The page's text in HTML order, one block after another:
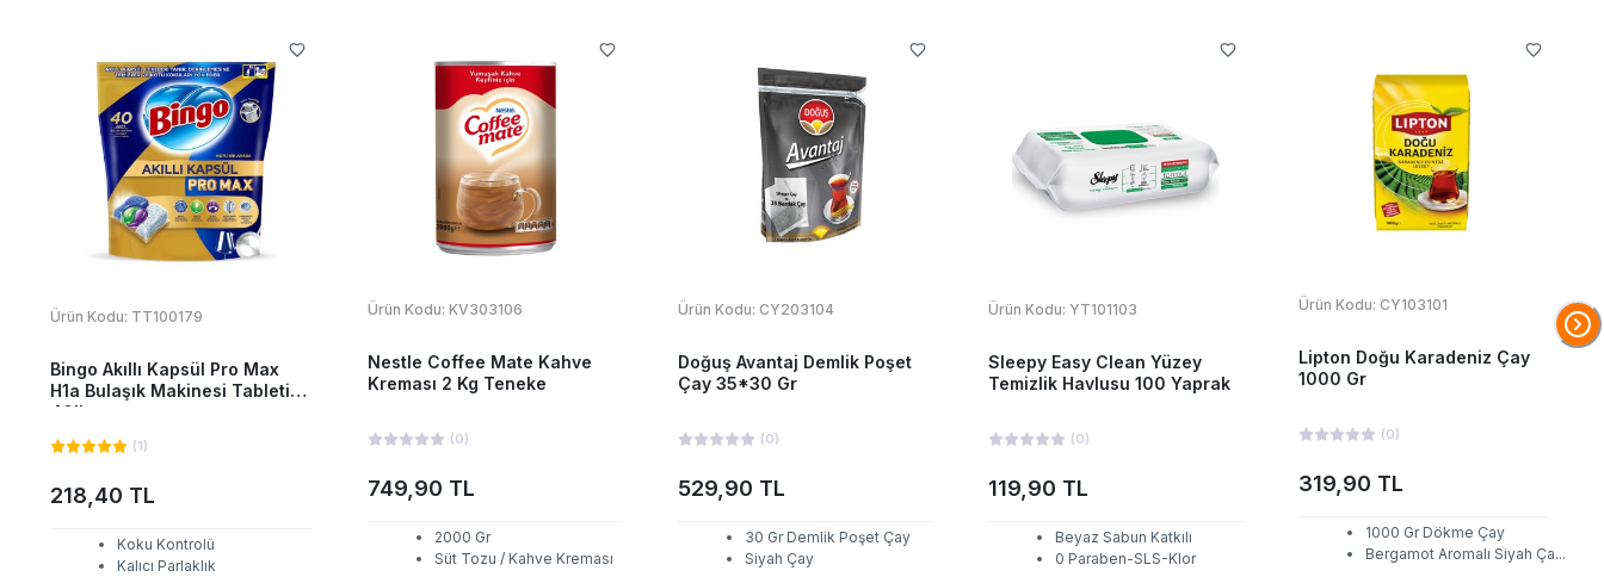
Ürün Kodu: TT100179
Bingo Akıllı Kapsül Pro Max
H1a Bulaşık Makinesi Tableti
40'Lı
(1)
218,40 TL
Koku Kontrolü
Kalıcı Parlaklık
Ürün Kodu: KV303106
Nestle Coffee Mate Kahve
Kreması 2 Kg Teneke
(0)
749,90 TL
2000 Gr
Süt Tozu / Kahve Kreması
Ürün Kodu: CY203104
Doğuş Avantaj Demlik Poşet
Çay 35*30 Gr
(0)
529,90 TL
30 Gr Demlik Poşet Çay
Siyah Çay
Ürün Kodu: YT101103
Sleepy Easy Clean Yüzey
Temizlik Havlusu 100 Yaprak
(0)
119,90 TL
Beyaz Sabun Katkılı
0 Paraben-SLS-Klor
Ürün Kodu: CY103101
Lipton Doğu Karadeniz Çay
1000 Gr
(0)
319,90 TL
1000 Gr Dökme Çay
Bergamot Aromalı Siyah Ça...